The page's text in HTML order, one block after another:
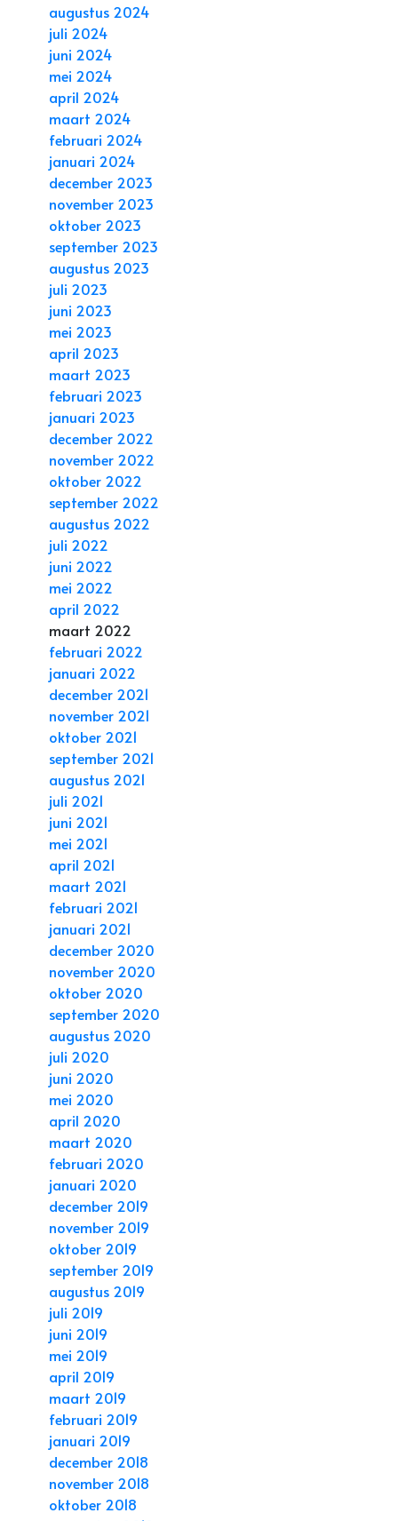
augustus 2024
juli 2024
juni 2024
mei 2024
april 2024
maart 2024
februari 2024
januari 2024
december 2023
november 2023
oktober 2023
september 2023
augustus 2023
juli 2023
juni 2023
mei 2023
april 2023
maart 2023
februari 2023
januari 2023
december 2022
november 2022
oktober 2022
september 2022
augustus 2022
juli 2022
juni 2022
mei 2022
april 2022
maart 2022
februari 2022
januari 2022
december 2021
november 2021
oktober 2021
september 2021
augustus 2021
juli 2021
juni 2021
mei 2021
april 2021
maart 2021
februari 2021
januari 2021
december 2020
november 2020
oktober 2020
september 2020
augustus 2020
juli 2020
juni 2020
mei 2020
april 2020
maart 2020
februari 2020
januari 2020
december 2019
november 2019
oktober 2019
september 2019
augustus 2019
juli 2019
juni 2019
mei 2019
april 2019
maart 2019
februari 2019
januari 2019
december 2018
november 2018
oktober 2018